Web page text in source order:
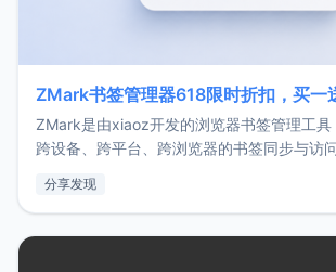
ZMark书签管理器618限时折扣，买一
ZMark是由xiaoz开发的浏览器书签管理工具
跨设备、跨平台、跨浏览器的书签同步与访
用，让管理更高效。ZMark官网地址：
分享发现